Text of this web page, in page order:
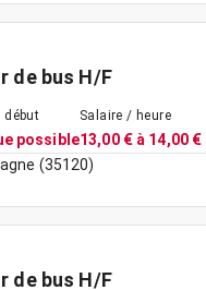
de bus H/F
début
possible
Salaire / heure
13,00 € à 14,00 €
(35120)
de bus H/F